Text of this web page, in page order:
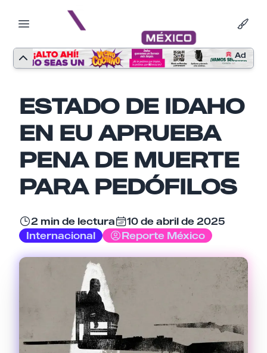
Ad
ESTADO DE IDAHO
EN EU APRUEBA
PENA DE MUERTE
PARA PEDÓFILOS
2 min de lectura
10 de abril de 2025
Internacional
Reporte México
Nombre
Tu comentario